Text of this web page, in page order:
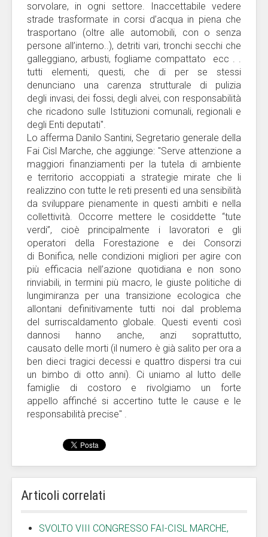
sorvolare, in ogni settore. Inaccettabile vedere
strade trasformate in corsi d’acqua in piena che
trasportano (oltre alle automobili, con o senza
persone all’interno..), detriti vari, tronchi secchi che
galleggiano, arbusti, fogliame compattato ecc . .
tutti elementi, questi, che di per se stessi
denunciano una carenza strutturale di pulizia
degli invasi, dei fossi, degli alvei, con responsabilità
che ricadono sulle Istituzioni comunali, regionali e
degli Enti deputati".
Lo afferma Danilo Santini, Segretario generale della
Fai Cisl Marche, che aggiunge: "Serve attenzione a
maggiori finanziamenti per la tutela di ambiente
e territorio accoppiati a strategie mirate che li
realizzino con tutte le reti presenti ed una sensibilità
da sviluppare pienamente in questi ambiti e nella
collettività. Occorre mettere le cosiddette “tute
verdi”, cioè principalmente i lavoratori e gli
operatori della Forestazione e dei Consorzi
di Bonifica, nelle condizioni migliori per agire con
più efficacia nell’azione quotidiana e non sono
rinviabili, in termini più macro, le giuste politiche di
lungimiranza per una transizione ecologica che
allontani definitivamente tutti noi dal problema
del surriscaldamento globale. Questi eventi così
dannosi hanno anche, anzi soprattutto,
causato delle morti (il numero è già salito per ora a
ben dieci tragici decessi e quattro dispersi tra cui
un bimbo di otto anni). Ci uniamo al lutto delle
famiglie di costoro e rivolgiamo un forte
appello affinché si accertino tutte le cause e le
responsabilità precise" .
Articoli correlati
SVOLTO VIII CONGRESSO FAI-CISL MARCHE,